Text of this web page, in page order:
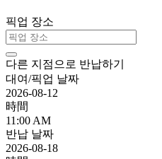
픽업 장소
다른 지점으로 반납하기
대여/픽업 날짜
2026-08-12
時間
11:00 AM
반납 날짜
2026-08-18